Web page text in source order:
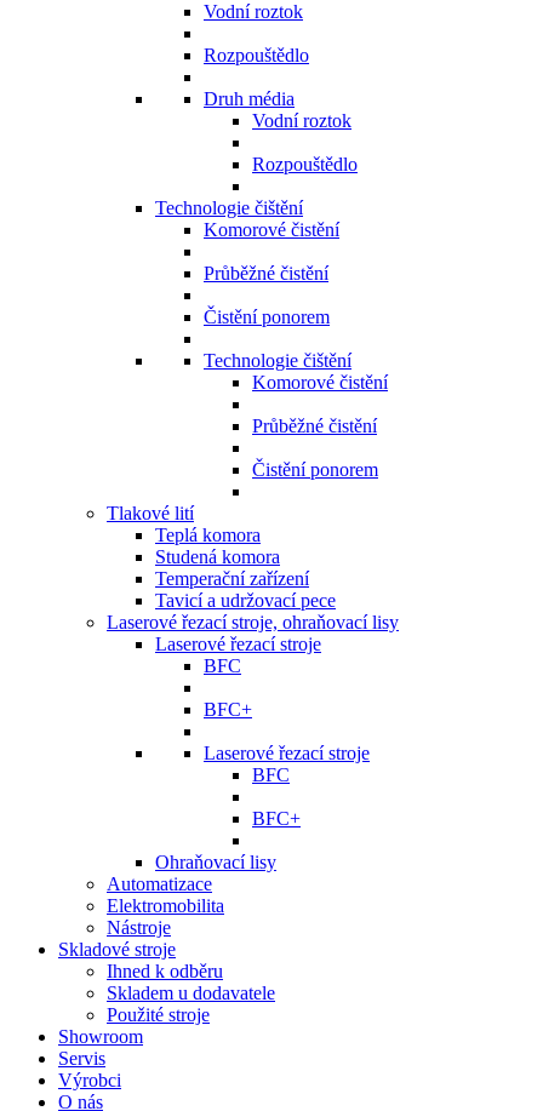
Vodní roztok
Rozpouštědlo
Druh média
Vodní roztok
Rozpouštědlo
Technologie čištění
Komorové čistění
Průběžné čistění
Čistění ponorem
Technologie čištění
Komorové čistění
Průběžné čistění
Čistění ponorem
Tlakové lití
Teplá komora
Studená komora
Temperační zařízení
Tavicí a udržovací pece
Laserové řezací stroje, ohraňovací lisy
Laserové řezací stroje
BFC
BFC+
Laserové řezací stroje
BFC
BFC+
Ohraňovací lisy
Automatizace
Elektromobilita
Nástroje
Skladové stroje
Ihned k odběru
Skladem u dodavatele
Použité stroje
Showroom
Servis
Výrobci
O nás